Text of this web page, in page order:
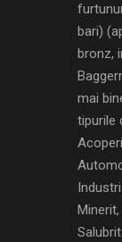
bari)
bronz,
mai
tipurile